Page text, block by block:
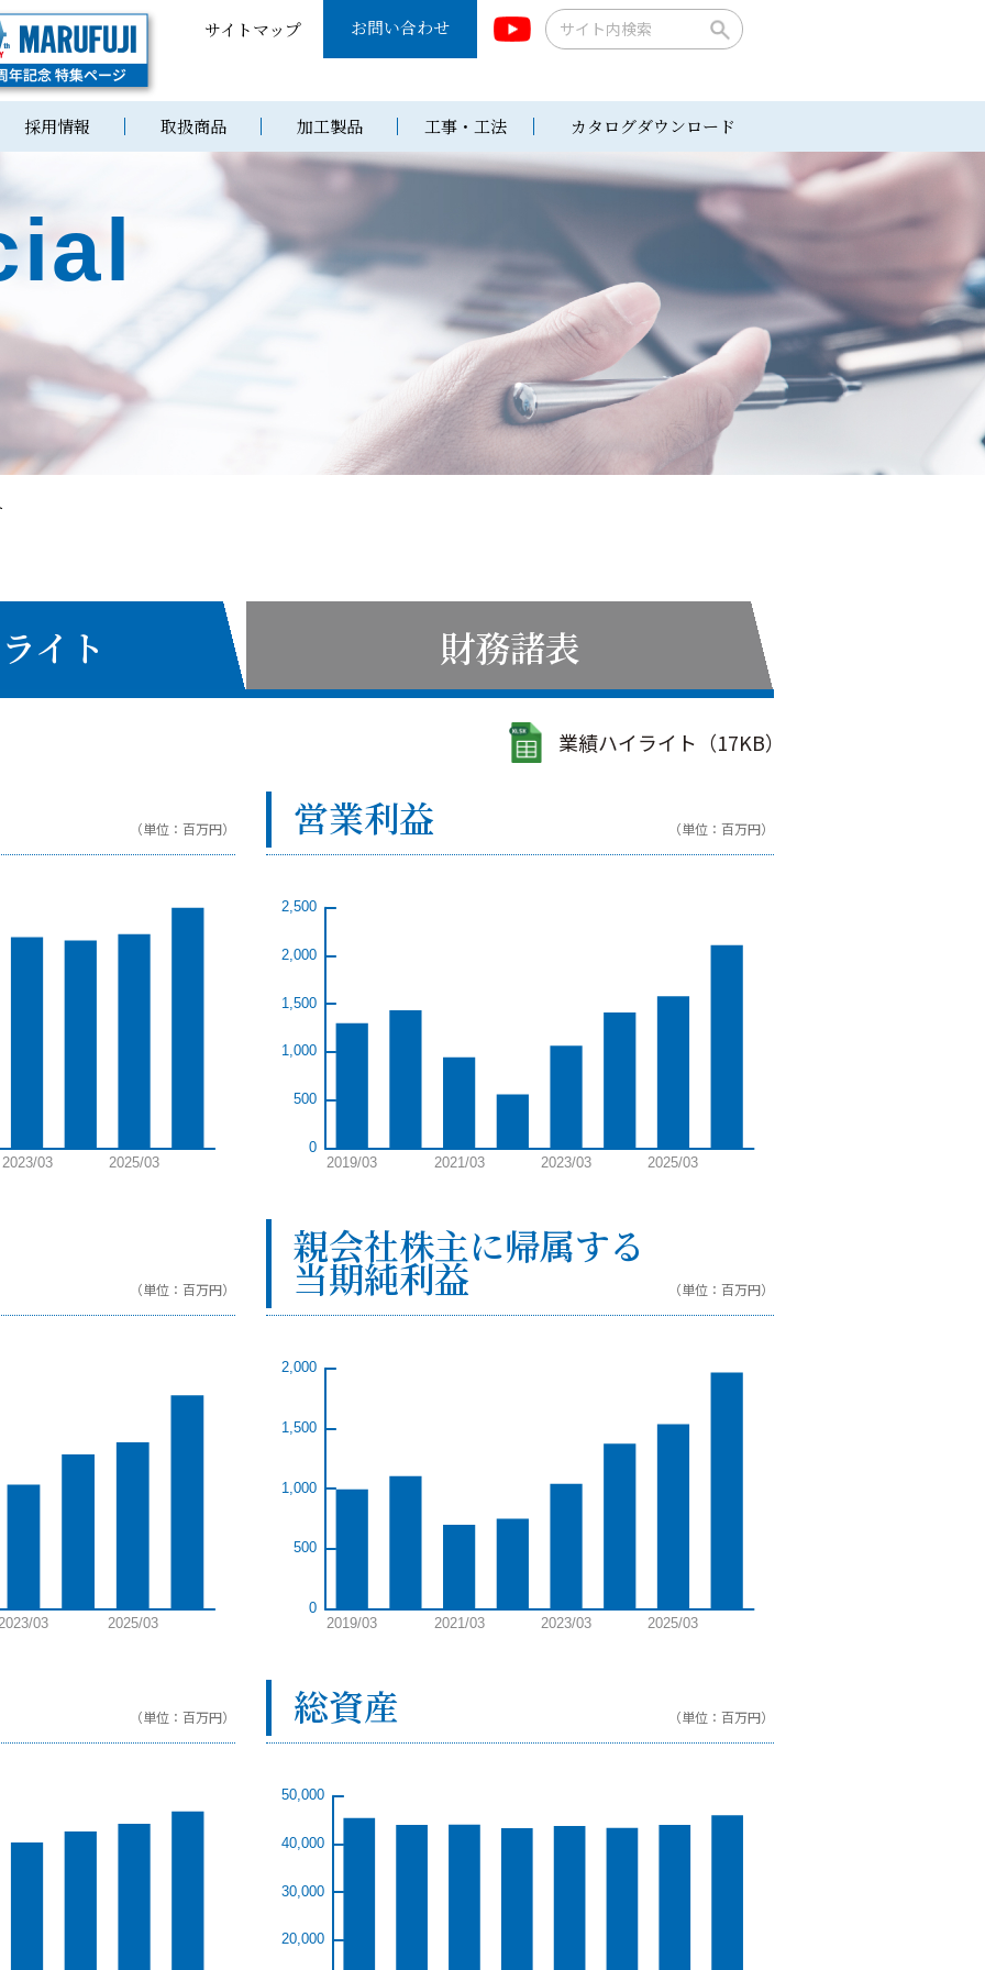
サイトマップ お問い合わせ
採用情報 取扱商品 加工製品 工事・工法 カタログダウンロード
イト 財務諸表
業績ハイライト（17KB）
（単位：百万円） 営業利益 （単位：百万円）
（単位：百万円）
親会社株主に帰属する
当期純利益 （単位：百万円）
（単位：百万円） 総資産 （単位：百万円）